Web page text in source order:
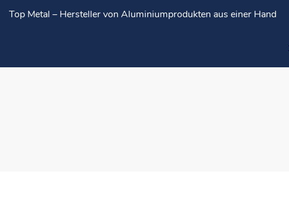
Top Metal – Hersteller von Aluminiumprodukten aus einer Hand